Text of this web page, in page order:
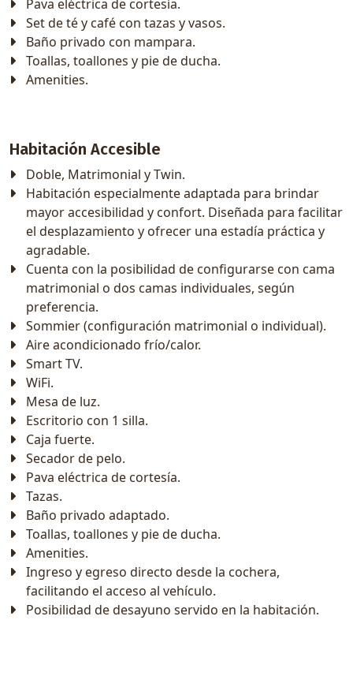
Pava eléctrica de cortesía.
Set de té y café con tazas y vasos.
Baño privado con mampara.
Toallas, toallones y pie de ducha.
Amenities.
Habitación Accesible
Doble, Matrimonial y Twin.
Habitación especialmente adaptada para brindar
mayor accesibilidad y confort. Diseñada para facilitar
el desplazamiento y ofrecer una estadía práctica y
agradable.
Cuenta con la posibilidad de configurarse con cama
matrimonial o dos camas individuales, según
preferencia.
Sommier (configuración matrimonial o individual).
Aire acondicionado frío/calor.
Smart TV.
WiFi.
Mesa de luz.
Escritorio con 1 silla.
Caja fuerte.
Secador de pelo.
Pava eléctrica de cortesía.
Tazas.
Baño privado adaptado.
Toallas, toallones y pie de ducha.
Amenities.
Ingreso y egreso directo desde la cochera,
facilitando el acceso al vehículo.
Posibilidad de desayuno servido en la habitación.